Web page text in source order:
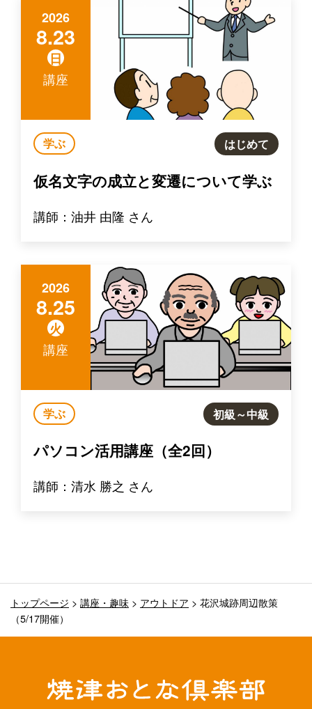
2026
8.23
日
講座
学ぶ はじめて
仮名文字の成立と変遷について学ぶ
講師：油井 由隆 さん
2026
8.25
火
講座
学ぶ 初級～中級
パソコン活用講座（全2回）
講師：清水 勝之 さん
トップページ > 講座・趣味 > アウトドア > 花沢城跡周辺散策
（5/17開催）